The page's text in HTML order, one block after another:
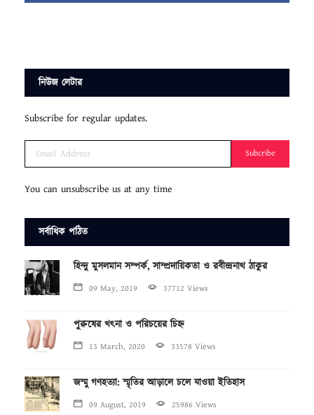
নিউজ লেটার
Subscribe for regular updates.
Subcribe
You can unsubscribe us at any time
সর্বাধিক পঠিত
হিন্দু মুসলমান সম্পর্ক, সাম্প্রদায়িকতা ও রবীন্দ্রনাথ ঠাকুর
09 May, 2019 37712 Views
পুরুষের খৎনা ও পরিচয়ের চিহ্ন
13 March, 2020 33578 Views
জম্মু গণহত্যা: স্মৃতির আড়ালে চলে যাওয়া ইতিহাস
09 August, 2019 25986 Views